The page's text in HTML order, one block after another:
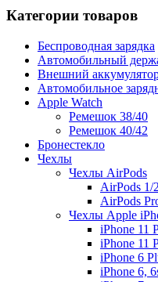
Категории товаров
Беспроводная зарядка
Автомобильный
Внешний
Автомобильное
Apple Watch
Ремешок 38/40
Ремешок 40/42
Бронестекло
Чехлы
Чехлы AirPods
AirPods 1/2
AirPods
Чехлы Apple
iPhone 11
iPhone 11
iPhone 6
iPhone 6,